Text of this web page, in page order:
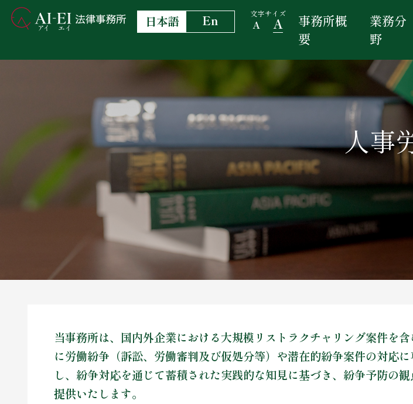
En
日本語 文字サイズ
A A
事務所概
要
業務分
野
人事
当事務所は、国内外企業における大規模リストラクチャリング案件を
に労働紛争（訴訟、労働審判及び仮処分等）や潜在的紛争案件の対応
し、紛争対応を通じて蓄積された実践的な知見に基づき、紛争予防の
提供いたします。